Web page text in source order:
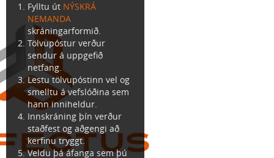
Fylltu út NÝSKRÁ
NEMANDA
skráningarformið.
Tölvupóstur verður
sendur á uppgefið
netfang.
Lestu tölvupóstinn vel og
smelltu á vefslóðina sem
hann inniheldur.
Innskráning þín verður
staðfest og aðgengi að
kerfinu tryggt.
Veldu þá áfanga sem þú